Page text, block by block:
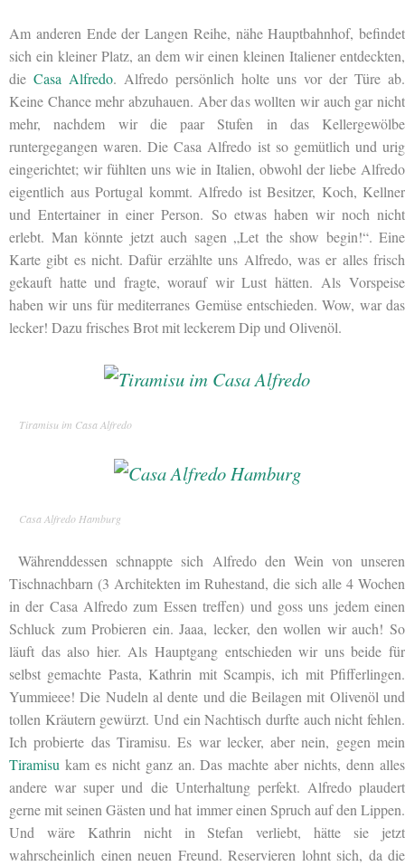
Am anderen Ende der Langen Reihe, nähe Hauptbahnhof, befindet
sich ein kleiner Platz, an dem wir einen kleinen Italiener entdeckten,
die Casa Alfredo. Alfredo persönlich holte uns vor der Türe ab.
Keine Chance mehr abzuhauen. Aber das wollten wir auch gar nicht
mehr, nachdem wir die paar Stufen in das Kellergewölbe
runtergegangen waren. Die Casa Alfredo ist so gemütlich und urig
eingerichtet; wir fühlten uns wie in Italien, obwohl der liebe Alfredo
eigentlich aus Portugal kommt. Alfredo ist Besitzer, Koch, Kellner
und Entertainer in einer Person. So etwas haben wir noch nicht
erlebt. Man könnte jetzt auch sagen „Let the show begin!“. Eine
Karte gibt es nicht. Dafür erzählte uns Alfredo, was er alles frisch
gekauft hatte und fragte, worauf wir Lust hätten. Als Vorspeise
haben wir uns für mediterranes Gemüse entschieden. Wow, war das
lecker! Dazu frisches Brot mit leckerem Dip und Olivenöl.
Tiramisu im Casa Alfredo
Casa Alfredo Hamburg
Währenddessen schnappte sich Alfredo den Wein von unseren
Tischnachbarn (3 Architekten im Ruhestand, die sich alle 4 Wochen
in der Casa Alfredo zum Essen treffen) und goss uns jedem einen
Schluck zum Probieren ein. Jaaa, lecker, den wollen wir auch! So
läuft das also hier. Als Hauptgang entschieden wir uns beide für
selbst gemachte Pasta, Kathrin mit Scampis, ich mit Pfifferlingen.
Yummieee! Die Nudeln al dente und die Beilagen mit Olivenöl und
tollen Kräutern gewürzt. Und ein Nachtisch durfte auch nicht fehlen.
Ich probierte das Tiramisu. Es war lecker, aber nein, gegen mein
Tiramisu kam es nicht ganz an. Das machte aber nichts, denn alles
andere war super und die Unterhaltung perfekt. Alfredo plaudert
gerne mit seinen Gästen und hat immer einen Spruch auf den Lippen.
Und wäre Kathrin nicht in Stefan verliebt, hätte sie jetzt
wahrscheinlich einen neuen Freund. Reservieren lohnt sich, da die